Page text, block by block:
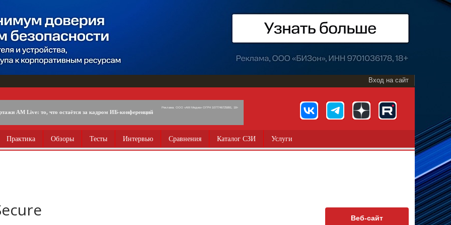
Вход на сайт
AM Live: то, что остаётся за кадром ИБ-конференций
Реклама. ООО «АМ Медиа» ОГРН 1077746725891, 18+
Практика Обзоры Тесты Интервью Сравнения Каталог СЗИ Услуги
Веб-сайт